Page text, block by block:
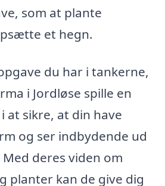
som at plante
et hegn.
du har i tankerne,
i Jordløse spille en
at sikre, at din have
og ser indbydende ud
deres viden om
planter kan de give dig